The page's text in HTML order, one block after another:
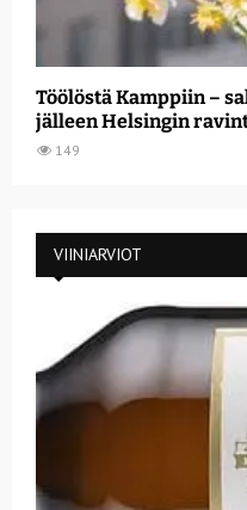
Töölöstä Kamppiin –
jälleen Helsingin
149
VIINIARVIOT